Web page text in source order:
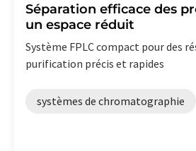
Séparation efficace des
un espace réduit
Système FPLC compact pour des
purification précis et rapides
systèmes de chromatographie